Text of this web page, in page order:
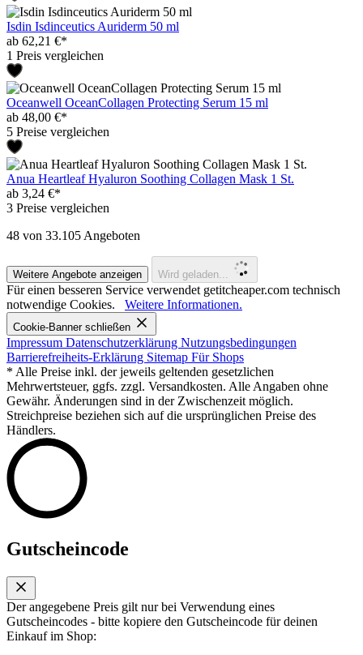
Isdin Isdinceutics Auriderm 50 ml
ab 62,21 €*
1 Preis vergleichen
Oceanwell OceanCollagen Protecting Serum 15 ml
ab 48,00 €*
5 Preise vergleichen
Anua Heartleaf Hyaluron Soothing Collagen Mask 1 St.
ab 3,24 €*
3 Preise vergleichen
48 von 33.105 Angeboten
Weitere Angebote anzeigen Wird geladen...
Für einen besseren Service verwendet getitcheaper.com technisch
notwendige Cookies.
Weitere Informationen.
Cookie-Banner schließen
Impressum Datenschutzerklärung Nutzungsbedingungen
Barrierefreiheits-Erklärung Sitemap Für Shops
* Alle Preise inkl. der jeweils geltenden gesetzlichen
Mehrwertsteuer, ggfs. zzgl. Versandkosten. Alle Angaben ohne
Gewähr. Änderungen sind in der Zwischenzeit möglich.
Streichpreise beziehen sich auf die ursprünglichen Preise des
Händlers.
Gutscheincode
Der angegebene Preis gilt nur bei Verwendung eines
Gutscheincodes - bitte kopiere den Gutscheincode für deinen
Einkauf im Shop: